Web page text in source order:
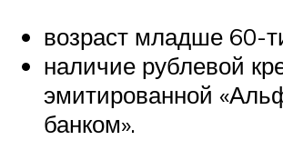
возраст младше 60-
наличие рублевой
эмитированной
банком».